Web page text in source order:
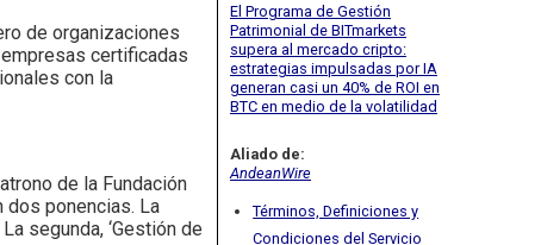
de organizaciones
certificadas
con la
de la Fundación
dos ponencias. La
segunda, ‘Gestión de
El Programa de Gestión
Patrimonial de BITmarkets
supera al mercado cripto:
estrategias impulsadas por IA
generan casi un 40% de ROI en
BTC en medio de la volatilidad
Aliado de:
AndeanWire
Términos, Definiciones y
Condiciones del Servicio